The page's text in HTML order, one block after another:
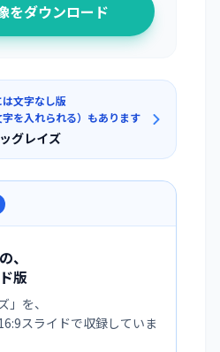
をダウンロード
文字なし版
字を入れられる）もあります
グレイズ
、
版
」を、
スライドで収録していま